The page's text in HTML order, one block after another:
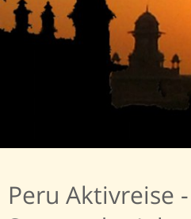
Peru Aktivreise